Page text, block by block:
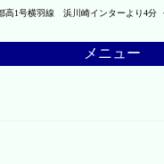
1号横羽線 浜川崎インターより4
メニュー